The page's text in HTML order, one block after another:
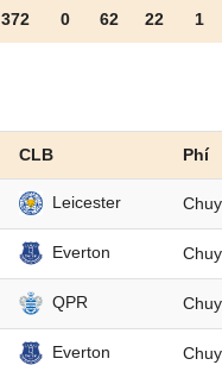
372 0 62 22 1
CLB Phí
Leicester
Everton
QPR
Everton